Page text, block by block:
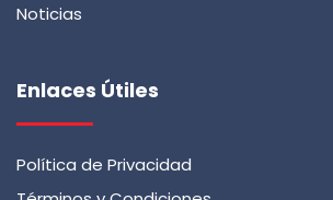
Noticias
Enlaces Útiles
Política de Privacidad